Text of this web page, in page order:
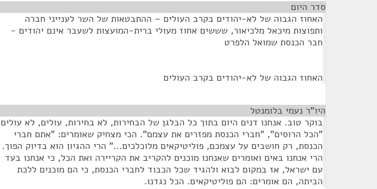
סדר היום
האחוז הגבוה של לא-יהודים בקרב העולים – ההתבטאות של השר לענייני חברה
ותפוצות מיכאל מלכיאור, שששים אחוז מעולי ברית-המועצות לשעבר אינם יהודים -
חבר הכנסת שמואל הלפרט
האחוז הגבוה של לא-יהודים בקרב העולים
היו"ר נעמי בלומנטל
בוקר טוב. אנחנו דנים היום בתוך כל הבלגן של הבחירות, לא בחירות, עולים, לא עולים
"הכל הרוסים", "חברי הכנסת מפזרים את עצמם". הכי מצחיק שאומרים: "אתם חברי
הכנסת, רק חושבים על עצמכם, פוליטיקאים מלוכלכים..." הרי ההגיון הוא בדיוק הפוך.
הרי אנחנו באים ואומרים שאנחנו מוכנים להקריב את הקריירה ואת הכל, כי אנחנו בעד
עם ישראל, אז במקום לבוא ולהגיד שכל הכבוד לחברי הכנסת, כי הם מוכנים ללכת
הביתה, הם אומרים: הם פוליטיקאים. הכל נגדנו.